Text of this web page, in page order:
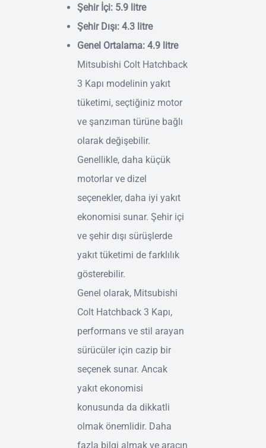
Şehir İçi: 5.9 litre
Şehir Dışı: 4.3 litre
Genel Ortalama: 4.9 litre
Mitsubishi Colt Hatchback
3 Kapı modelinin yakıt
tüketimi, seçtiğiniz motor
ve şanzıman türüne bağlı
olarak değişebilir.
Genellikle, daha küçük
motorlar ve dizel
seçenekler, daha iyi yakıt
ekonomisi sunar. Şehir içi
ve şehir dışı sürüşlerde
yakıt tüketimi de farklılık
gösterebilir.
Genel olarak, Mitsubishi
Colt Hatchback 3 Kapı,
performans ve stil arayan
sürücüler için cazip bir
seçenek sunar. Ancak
yakıt ekonomisi
konusunda da dikkatli
olmak önemlidir. Daha
fazla bilgi almak ve aracın